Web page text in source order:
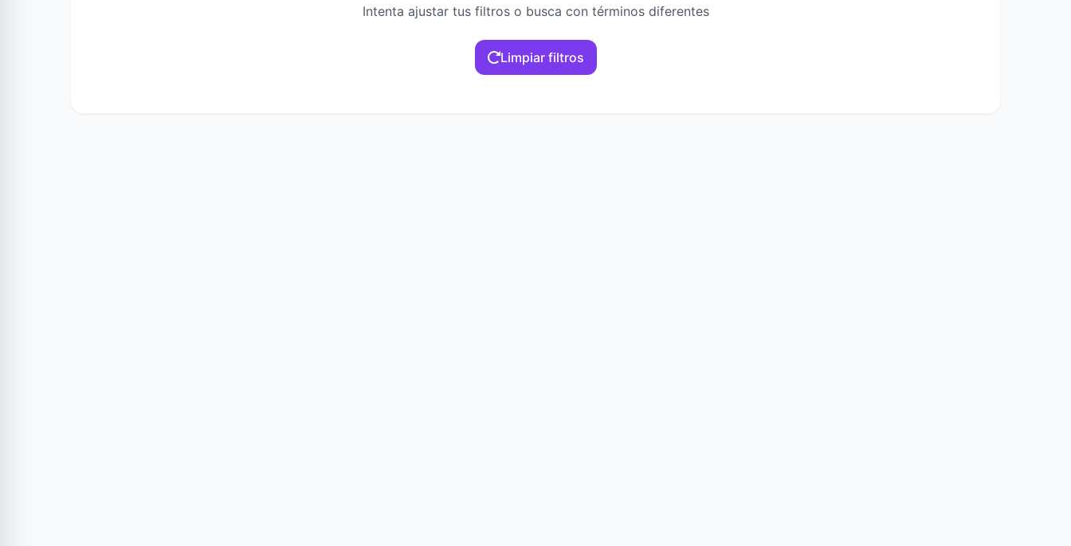
Intenta ajustar tus filtros o busca con términos diferentes
Limpiar filtros